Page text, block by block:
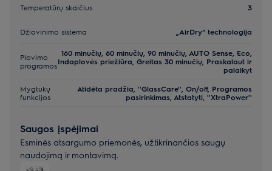
Temperatūrų skaičius 3
Džiovinimo sistema „AirDry“ technologija
Plovimo
programos
160 minučių, 60 minučių, 90 minučių, AUTO Sense, Eco,
Indaplovės priežiūra, Greitas 30 minučių, Praskalaut ir
palaikyt
Mygtukų
funkcijos
Atidėta pradžia, ''GlassCare'', On/off, Programos
pasirinkimas, Atstatyti, ''XtraPower''
Saugos įspėjimai
Esminės atsargumo priemonės, užtikrinančios saugų
naudojimą ir montavimą.